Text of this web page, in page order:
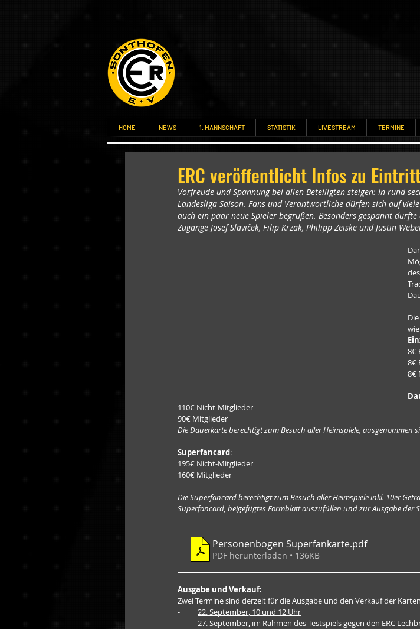
HOME NEWS 1. MANNSCHAFT STATISTIK LIVESTREAM TERMINE
ERC veröffentlicht Infos zu
Vorfreude und Spannung bei allen Beteiligten steigen: In rund
Landesliga-Saison. Fans und Verantwortliche dürfen sich auf
auch ein paar neue Spieler begrüßen. Besonders gespannt
Zugänge Josef Slaviček, Filip Krzak, Philipp Zeiske und Justin
8€
8€
8€
110€ Nicht-Mitglieder
90€ Mitglieder
Die Dauerkarte berechtigt zum Besuch aller Heimspiele, ausgenommen
Superfancard:
195€ Nicht-Mitglieder
160€ Mitglieder
Die Superfancard berechtigt zum Besuch aller Heimspiele inkl. 10er
Superfancard, beigefügtes Formblatt auszufüllen und zur Ausgabe der
Personenbogen Superfankarte.pdf
PDF herunterladen • 136KB
Ausgabe und Verkauf:
Zwei Termine sind derzeit für die Ausgabe und den Verkauf der
- 22. September, 10 und 12 Uhr
- 27. September, im Rahmen des Testspiels gegen den ERC